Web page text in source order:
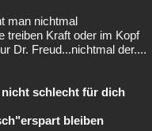
man nichtmal
treiben Kraft oder im Kopf
Dr. Freud...nichtmal der....
schlecht für dich
bleiben